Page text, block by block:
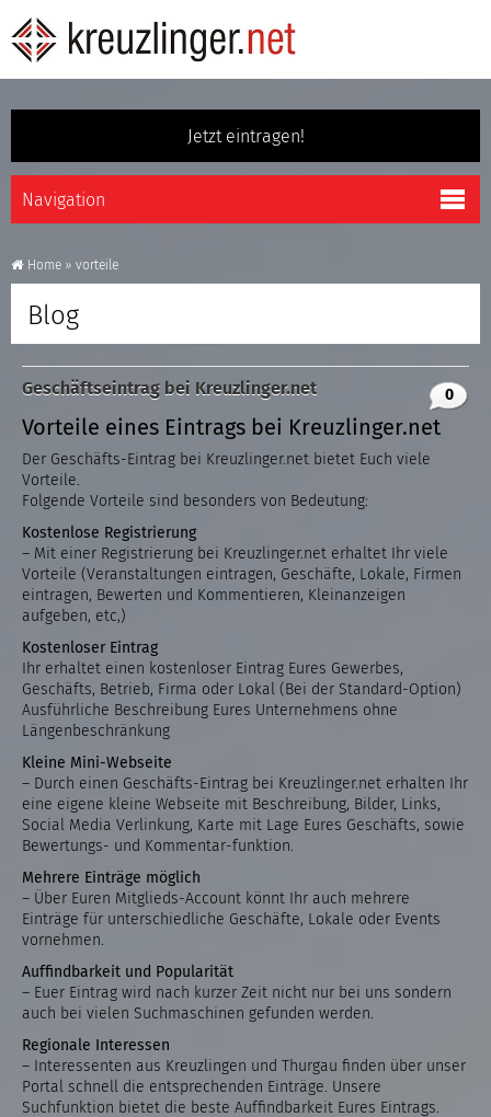
Jetzt eintragen!
Home » vorteile
Blog
Geschäftseintrag bei Kreuzlinger.net 0
Vorteile eines Eintrags bei Kreuzlinger.net
Der Geschäfts-Eintrag bei Kreuzlinger.net bietet Euch viele
Vorteile.
Folgende Vorteile sind besonders von Bedeutung:
Kostenlose Registrierung
– Mit einer Registrierung bei Kreuzlinger.net erhaltet Ihr viele
Vorteile (Veranstaltungen eintragen, Geschäfte, Lokale, Firmen
eintragen, Bewerten und Kommentieren, Kleinanzeigen
aufgeben, etc,)
Kostenloser Eintrag
Ihr erhaltet einen kostenloser Eintrag Eures Gewerbes,
Geschäfts, Betrieb, Firma oder Lokal (Bei der Standard-Option)
Ausführliche Beschreibung Eures Unternehmens ohne
Längenbeschränkung
Kleine Mini-Webseite
– Durch einen Geschäfts-Eintrag bei Kreuzlinger.net erhalten Ihr
eine eigene kleine Webseite mit Beschreibung, Bilder, Links,
Social Media Verlinkung, Karte mit Lage Eures Geschäfts, sowie
Bewertungs- und Kommentar-funktion.
Mehrere Einträge möglich
– Über Euren Mitglieds-Account könnt Ihr auch mehrere
Einträge für unterschiedliche Geschäfte, Lokale oder Events
vornehmen.
Auffindbarkeit und Popularität
– Euer Eintrag wird nach kurzer Zeit nicht nur bei uns sondern
auch bei vielen Suchmaschinen gefunden werden.
Regionale Interessen
– Interessenten aus Kreuzlingen und Thurgau finden über unser
Portal schnell die entsprechenden Einträge. Unsere
Suchfunktion bietet die beste Auffindbarkeit Eures Eintrags.